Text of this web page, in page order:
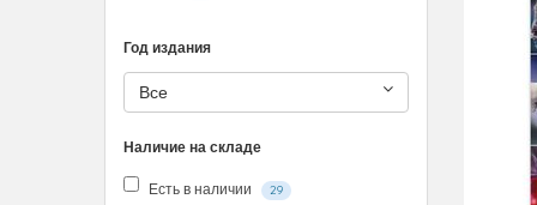
Год издания
Все
Наличие на складе
Есть в наличии 29